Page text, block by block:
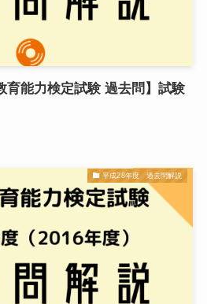
育能力検定試験 過去問】試験
平成28年度 過去問解説